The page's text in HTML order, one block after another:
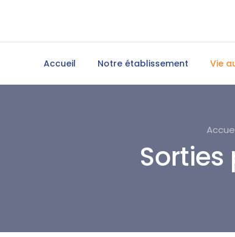
Accueil Notre établissement Vie